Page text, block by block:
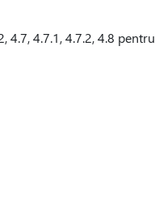
4.7, 4.7.1, 4.7.2, 4.8 pentru